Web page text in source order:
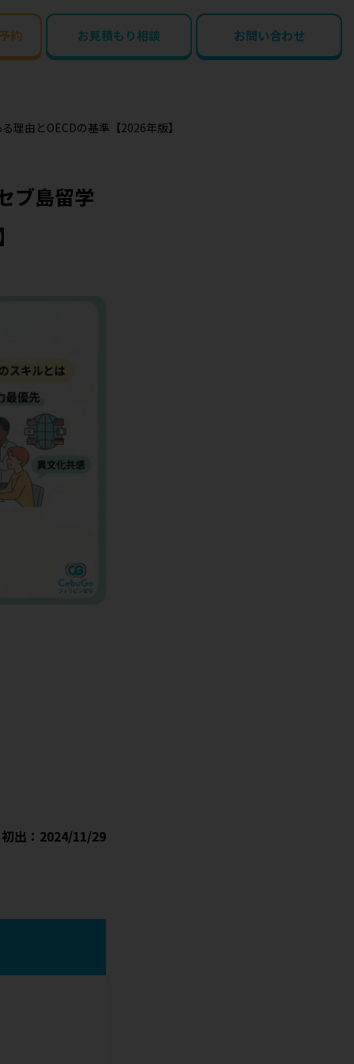
約 お見積もり相談 お問い合わせ
理由とOECDの基準【2026年版】
ブ島留学
出：2024/11/29